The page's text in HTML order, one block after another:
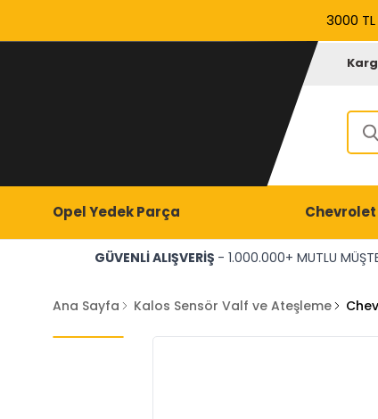
3000
Opel Yedek Parça
GÜVENLİ ALIŞVERİŞ - 1.000.000+ MUTLU
Ana Sayfa Kalos Sensör Valf ve Ateşleme